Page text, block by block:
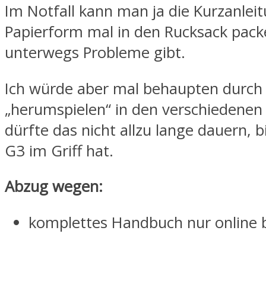
Im Notfall kann man ja die
Papierform mal in den Rucksack
unterwegs Probleme gibt.
Ich würde aber mal behaupten
„herumspielen“ in den
dürfte das nicht allzu lange dauern,
G3 im Griff hat.
Abzug wegen:
komplettes Handbuch nur online